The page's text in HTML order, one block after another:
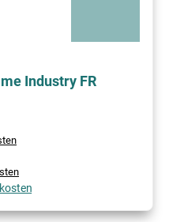
Industry FR